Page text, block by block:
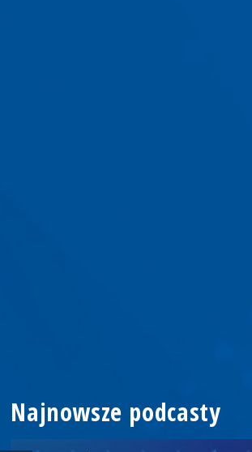
Najnowsze podcasty